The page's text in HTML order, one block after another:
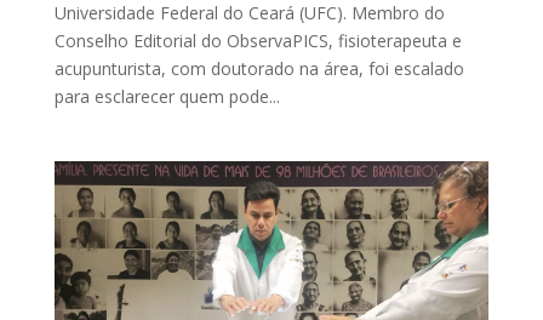
Universidade Federal do Ceará (UFC). Membro do
Conselho Editorial do ObservaPICS, fisioterapeuta e
acupunturista, com doutorado na área, foi escalado
para esclarecer quem pode...